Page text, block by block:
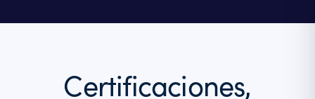
Certificaciones,